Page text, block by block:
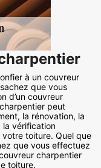
à un couvreur
que vous
d’un couvreur
peut
la rénovation, la
la vérification
votre toiture. Quel que
que vous effectuez
charpentier
toiture.